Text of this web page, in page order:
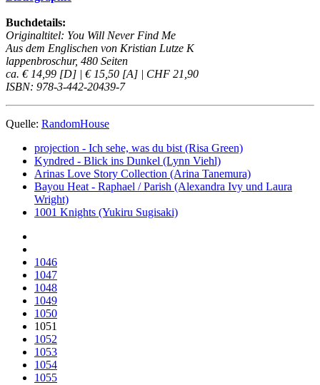
Buchdetails:
Originaltitel: You Will Never Find Me
Aus dem Englischen von Kristian Lutze K
lappenbroschur, 480 Seiten
ca. € 14,99 [D] | € 15,50 [A] | CHF 21,90
ISBN: 978-3-442-20439-7
Quelle: RandomHouse
projection - Ich sehe, was du bist (Risa Green)
Kyndred - Blick ins Dunkel (Lynn Viehl)
Arinas Love Story Collection (Arina Tanemura)
Bayou Heat - Raphael / Parish (Alexandra Ivy und Laura
Wright)
1001 Knights (Yukiru Sugisaki)
1046
1047
1048
1049
1050
1051
1052
1053
1054
1055